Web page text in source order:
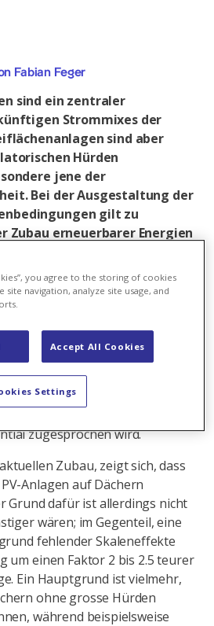
Fabian Feger
sind ein zentraler
Strommixes der
sind aber
Hürden
jene der
Bei der Ausgestaltung der
gilt zu
Zubau erneuerbarer Energien
Zukunftsszenarien für den
sie alle haben etwas
(vgl.
Axpo Power Switcher
sich einig zu sein, dass die
ohne Wasserkraft von etwa 6
bis 2035 ausgebaut werden
zugesprochen wird.
Zubau, zeigt sich, dass
Anlagen auf Dächern
Grund dafür ist allerdings nicht
wären; im Gegenteil, eine
fehlender Skaleneffekte
um einen Faktor 2 bis 2.5 teurer
Ein Hauptgrund ist vielmehr,
ohne grosse Hürden
während beispielsweise
you agree to the storing of cookies
navigation, analyze site usage, and
Accept All Cookies
Settings